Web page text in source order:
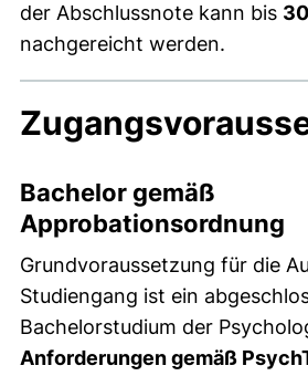
der Abschlussnote kann bis
nachgereicht werden.
Bachelor gemäß
Approbationsordnung
Grundvoraussetzung für die
Studiengang ist ein
Bachelorstudium der
Anforderungen gemäß